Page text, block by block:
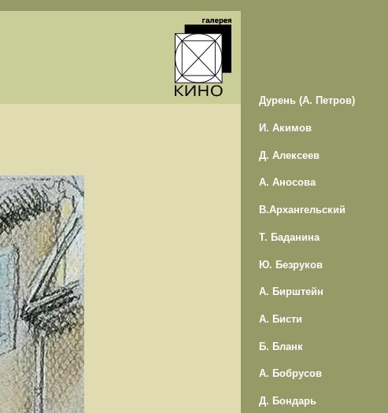
Дурень (А. Петров)
И. Акимов
Д. Алексеев
А. Аносова
В.Архангельский
Т. Баданина
Ю. Безруков
А. Бирштейн
А. Бисти
Б. Бланк
А. Бобрусов
Д. Бондарь